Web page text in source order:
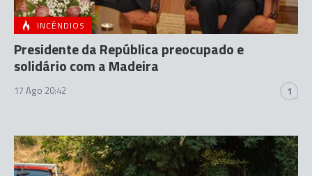
INCÊNDIOS
Presidente da República preocupado e
solidário com a Madeira
17 Ago 20:42 1